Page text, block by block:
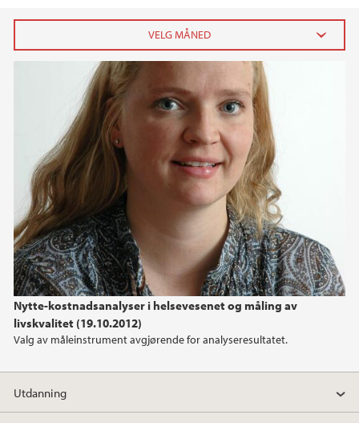
Nytte-kostnadsanalyser i helsevesenet og måling av
livskvalitet (19.10.2012)
Valg av måleinstrument avgjørende for analyseresultatet.
mai (1)
april (1)
2024
2023
2022
2021
2019
2018
Utdanning